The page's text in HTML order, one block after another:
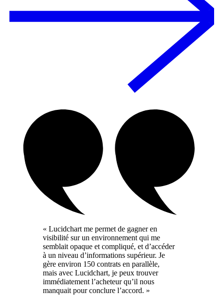
« Lucidchart me permet de gagner en
visibilité sur un environnement qui me
semblait opaque et compliqué, et d’accéder
à un niveau d’informations supérieur. Je
gère environ 150 contrats en parallèle,
mais avec Lucidchart, je peux trouver
immédiatement l’acheteur qu’il nous
manquait pour conclure l’accord. »